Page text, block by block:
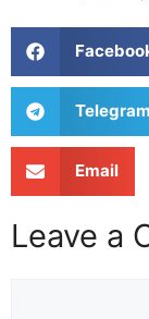
Telegram
Email
Leave a